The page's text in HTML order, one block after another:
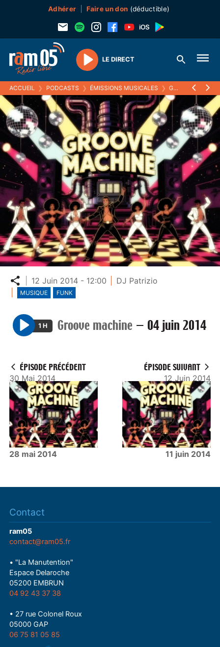
Adhérer Faire un don (déductible)
Play
LE DIRECT
ACCUEIL ❯ PODCASTS ❯ ÉMISSIONS MUSICALES ❯ GROOVE MACHINE
Partager
12 Juin 2014 - 12:00 DJ Patrizio
MUSIQUE FUNK
P
y
1 H Groove machine — 04 juin 2014
ÉPISODE PRÉCÉDENT
30 Mai 2014
28 mai 2014
ÉPISODE SUIVANT
12 Juin 2014
11 juin 2014
Contact
ram05
contact@ram05.fr
• "La Manutention"
Espace Delaroche
05200 EMBRUN
04 92 43 37 38
• 27 rue Colonel Roux
05000 GAP
06 75 81 05 85